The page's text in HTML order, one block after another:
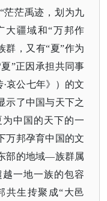
茫茫禹迹，划为九
大疆域和“万邦作
群，又有“夏”作为
”正因承担共同事
哀公七年》）的文
示了中国与天下之
中国的天下的一
万邦孕育中国的文
部的地域—族群属
一地一族的包容
共生抟聚成“大邑